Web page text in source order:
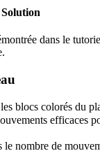
dans le
blocs colorés du
efficaces
le nombre de